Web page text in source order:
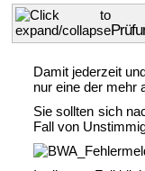
Damit jederzeit
nur eine der mehr
Sie sollten sich
Fall von